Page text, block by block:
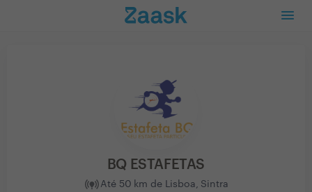
BQ ESTAFETAS
Até 50 km de Lisboa, Sintra